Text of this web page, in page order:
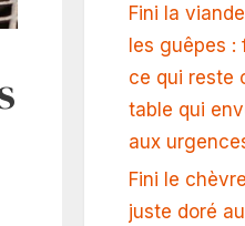
Fini la
les guêpes :
ce qui reste
table qui
aux
Fini le
juste doré